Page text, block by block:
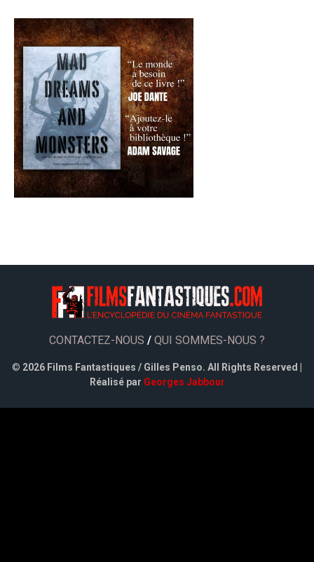
CONTACTEZ-NOUS / QUI SOMMES-NOUS ?
© 2026 Films Fantastiques / Gilles Penso. All Rights Reserved |
Réalisé par Georges Jabbour